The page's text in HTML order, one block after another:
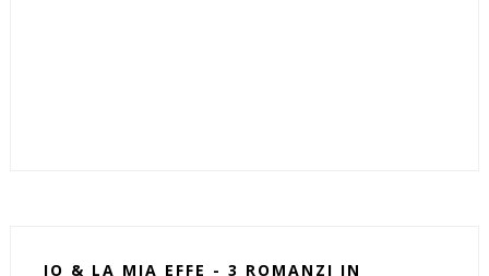
IO & LA MIA EFFE - 3 ROMANZI IN